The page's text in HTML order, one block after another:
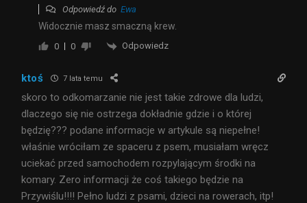
Odpowiedź do Ewa
Widocznie masz smaczną krew.
0 0 Odpowiedz
ktoś 7 lata temu
skoro to odkomarzanie nie jest takie zdrowe dla ludzi,
dlaczego się nie ostrzega dokładnie gdzie i o której
będzię??? podane informacje w artykule są niepełne!
właśnie wróciłam ze spaceru z psem, musiałam wręcz
uciekać przed samochodem rozpylającym środki na
komary. Zero informacji że coś takiego będzie na
Przywiślu!!!! Pełno ludzi z psami, dzieci na rowerach, itp!